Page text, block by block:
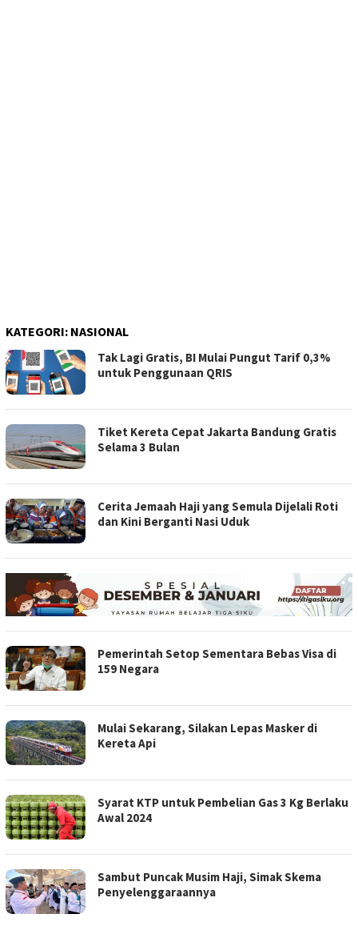
KATEGORI: NASIONAL
Tak Lagi Gratis, BI Mulai Pungut Tarif 0,3%
untuk Penggunaan QRIS
Tiket Kereta Cepat Jakarta Bandung Gratis
Selama 3 Bulan
Cerita Jemaah Haji yang Semula Dijelali Roti
dan Kini Berganti Nasi Uduk
Pemerintah Setop Sementara Bebas Visa di
159 Negara
Mulai Sekarang, Silakan Lepas Masker di
Kereta Api
Syarat KTP untuk Pembelian Gas 3 Kg Berlaku
Awal 2024
Sambut Puncak Musim Haji, Simak Skema
Penyelenggaraannya